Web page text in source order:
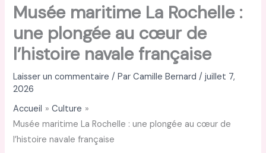
Musée maritime La Rochelle :
une plongée au cœur de
l’histoire navale française
Laisser un commentaire / ParCamille Bernard/juillet 7,
2026
Accueil
Culture
Musée maritime La Rochelle : une plongée au cœur de
l’histoire navale française